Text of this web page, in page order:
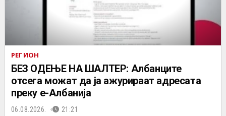
РЕГИОН
БЕЗ ОДЕЊЕ НА ШАЛТЕР: Албанците
отсега можат да ја ажурираат адресата
преку е-Албанија
06.08.2026. 21:21